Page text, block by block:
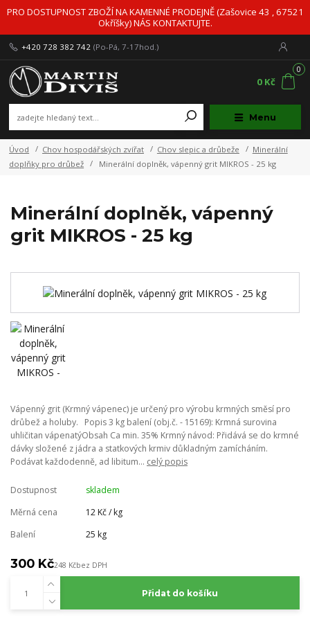
PRO DOSTUPNOST ZBOŽÍ NA KAMENNÉ PRODEJNĚ (Zašovice 43 , 67521
Okříšky) NÁS KONTAKTUJTE.
Menu
+420 728 382 742 (Po-Pá, 7-17hod.)
0
0 Kč
Úvod Chov hospodářských zvířat Chov slepic a drůbeže
Minerální
doplňky pro drůbež
Minerální doplněk, vápenný grit MIKROS - 25 kg
Minerální doplněk, vápenný
grit MIKROS - 25 kg
Vápenný grit (Krmný vápenec) je určený pro výrobu krmných směsí pro
drůbež a holuby. Popis 3 kg balení (obj.č. - 15169): Krmná surovina
uhličitan vápenatýObsah Ca min. 35% Krmný návod: Přidává se do krmné
dávky složené z jádra a statkových krmiv důkladným zamícháním.
Podávat každodenně, ad libitum... celý popis
Dostupnost
skladem
Měrná cena
12 Kč / kg
Balení
25 kg
300 Kč248 Kčbez DPH
Přidat do košíku